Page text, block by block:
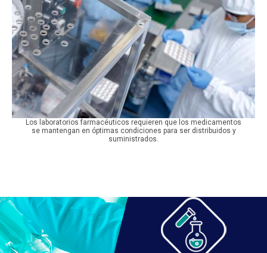
Los laboratorios farmacéuticos requieren que los medicamentos
se mantengan en óptimas condiciones para ser distribuidos y
suministrados.